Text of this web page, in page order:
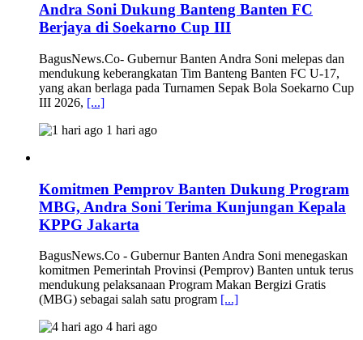
Andra Soni Dukung Banteng Banten FC
Berjaya di Soekarno Cup III
BagusNews.Co- Gubernur Banten Andra Soni melepas dan
mendukung keberangkatan Tim Banteng Banten FC U-17,
yang akan berlaga pada Turnamen Sepak Bola Soekarno Cup
III 2026, [...]
1 hari ago
Komitmen Pemprov Banten Dukung Program
MBG, Andra Soni Terima Kunjungan Kepala
KPPG Jakarta
BagusNews.Co - Gubernur Banten Andra Soni menegaskan
komitmen Pemerintah Provinsi (Pemprov) Banten untuk terus
mendukung pelaksanaan Program Makan Bergizi Gratis
(MBG) sebagai salah satu program [...]
4 hari ago